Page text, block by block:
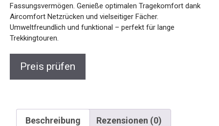
Fassungsvermögen. Genieße optimalen Tragekomfort dank
Aircomfort Netzrücken und vielseitiger Fächer.
Umweltfreundlich und funktional – perfekt für lange
Trekkingtouren.
Preis prüfen
Beschreibung Rezensionen (0)